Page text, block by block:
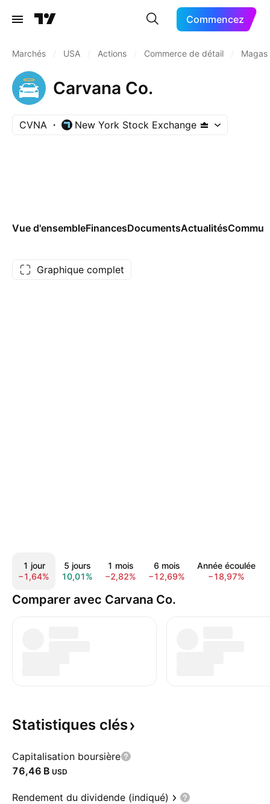
Commencez
Marchés USA Actions Commerce de détail
Carvana Co.
CVNA New York Stock Exchange
Vue d'ensembleFinancesDocumentsActualités
Graphique complet
1 jour
−1,64%
5 jours
10,01%
1 mois
−2,82%
6 mois
−12,69%
Année écoulée
−18,97%
Comparer avec Carvana Co.
Statistiques clés
Capitalisation boursière
‪76,46 B‬ USD
Rendement du dividende (indiqué)